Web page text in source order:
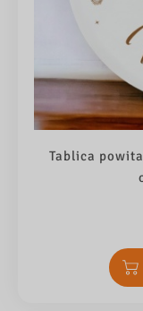
Tablica